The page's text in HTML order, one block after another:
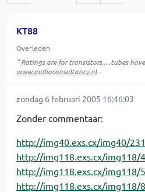
KT88
Overleden
" Ratings are for transistors.....tubes
www.audioconsultancy.nl-
zondag 6 februari 2005 16:46:03
Zonder commentaar:
http://img40.exs.cx/img40/
http://img118.exs.cx/img118/
http://img118.exs.cx/img118/
http://img118.exs.cx/img118/